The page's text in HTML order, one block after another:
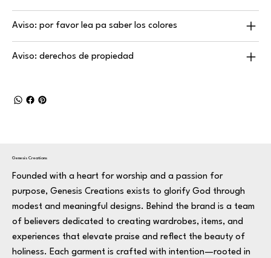
Aviso: por favor lea pa saber los colores
Aviso: derechos de propiedad
Genesis Creations
Founded with a heart for worship and a passion for
purpose, Genesis Creations exists to glorify God through
modest and meaningful designs. Behind the brand is a team
of believers dedicated to creating wardrobes, items, and
experiences that elevate praise and reflect the beauty of
holiness. Each garment is crafted with intention—rooted in